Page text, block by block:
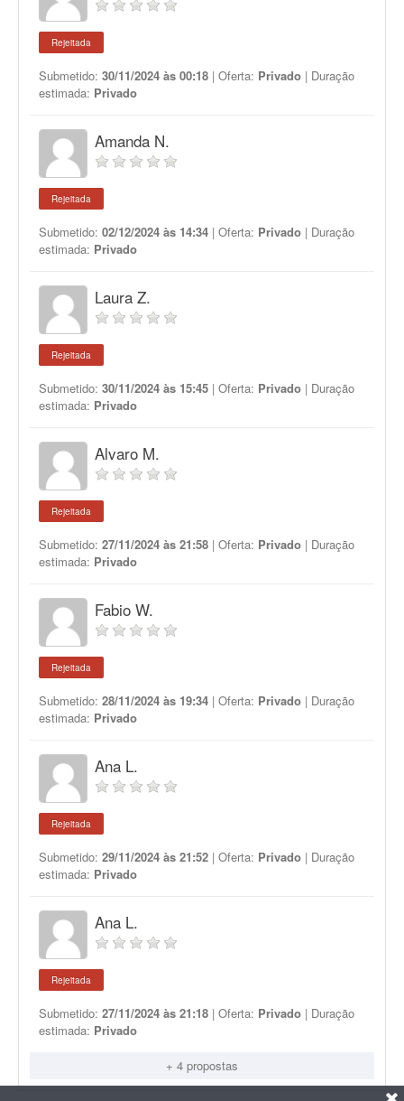
Rejeitada
Submetido: 30/11/2024 às 00:18 | Oferta: Privado | Duração
estimada: Privado
Amanda N.
Rejeitada
Submetido: 02/12/2024 às 14:34 | Oferta: Privado | Duração
estimada: Privado
Laura Z.
Rejeitada
Submetido: 30/11/2024 às 15:45 | Oferta: Privado | Duração
estimada: Privado
Alvaro M.
Rejeitada
Submetido: 27/11/2024 às 21:58 | Oferta: Privado | Duração
estimada: Privado
Fabio W.
Rejeitada
Submetido: 28/11/2024 às 19:34 | Oferta: Privado | Duração
estimada: Privado
Ana L.
Rejeitada
Submetido: 29/11/2024 às 21:52 | Oferta: Privado | Duração
estimada: Privado
Ana L.
Rejeitada
Submetido: 27/11/2024 às 21:18 | Oferta: Privado | Duração
estimada: Privado
+ 4 propostas